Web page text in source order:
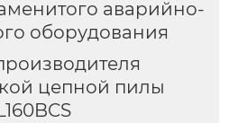
аварийно-
оборудования
цепной пилы